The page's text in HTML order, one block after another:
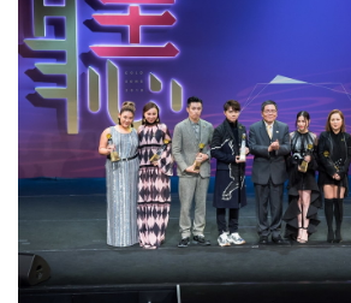
IT Times
生成式AI與雲端應用
Enterprise Digital Transformation
特集